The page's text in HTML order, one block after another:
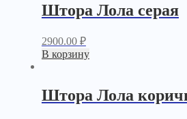
Штора Лола серая
2900.00 ₽
В корзину
Штора Лола